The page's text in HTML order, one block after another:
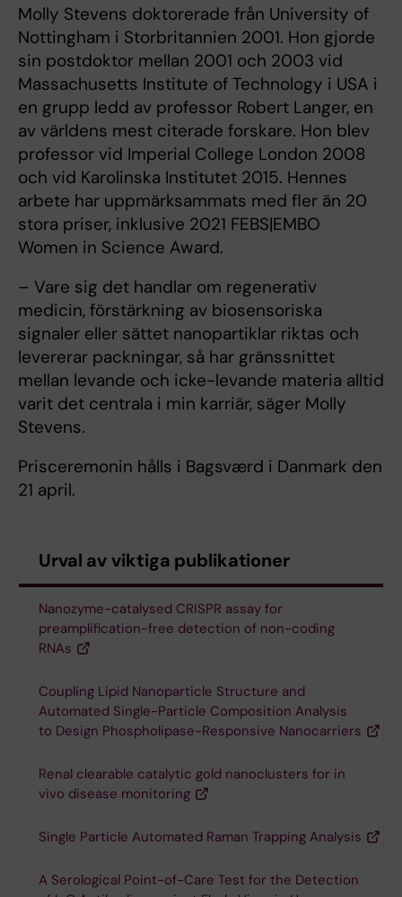
Molly Stevens doktorerade från University of
Nottingham i Storbritannien 2001. Hon gjorde
sin postdoktor mellan 2001 och 2003 vid
Massachusetts Institute of Technology i USA i
en grupp ledd av professor Robert Langer, en
av världens mest citerade forskare. Hon blev
professor vid Imperial College London 2008
och vid Karolinska Institutet 2015. Hennes
arbete har uppmärksammats med fler än 20
stora priser, inklusive 2021 FEBS|EMBO
Women in Science Award.
– Vare sig det handlar om regenerativ
medicin, förstärkning av biosensoriska
signaler eller sättet nanopartiklar riktas och
levererar packningar, så har gränssnittet
mellan levande och icke-levande materia alltid
varit det centrala i min karriär, säger Molly
Stevens.
Prisceremonin hålls i Bagsværd i Danmark den
21 april.
Urval av viktiga publikationer
Nanozyme-catalysed CRISPR assay for
preamplification-free detection of non-coding
RNAs
Coupling Lipid Nanoparticle Structure and
Automated Single-Particle Composition Analysis
to Design Phospholipase-Responsive Nanocarriers
Renal clearable catalytic gold nanoclusters for in
vivo disease monitoring
Single Particle Automated Raman Trapping Analysis
A Serological Point-of-Care Test for the Detection